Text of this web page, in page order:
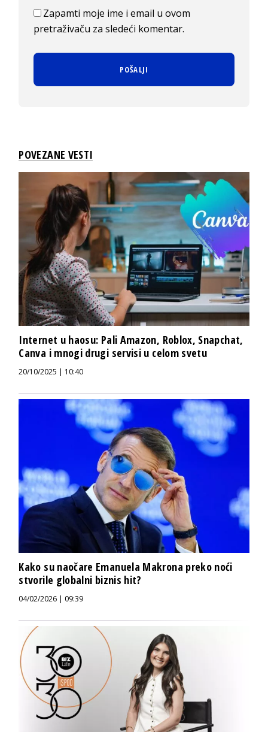
Zapamti moje ime i email u ovom
pretraživaču za sledeći komentar.
POVEZANE VESTI
Internet u haosu: Pali Amazon, Roblox, Snapchat,
Canva i mnogi drugi servisi u celom svetu
20/10/2025 | 10:40
Kako su naočare Emanuela Makrona preko noći
stvorile globalni biznis hit?
04/02/2026 | 09:39